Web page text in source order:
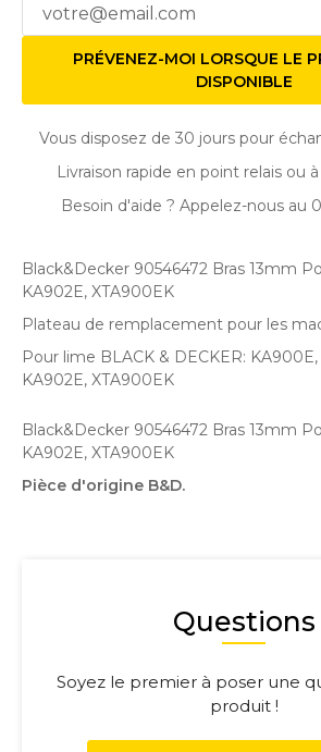
PRÉVENEZ-MOI LORSQUE LE
DISPONIBLE
Vous disposez de 30 jours pour
Livraison rapide en point relais ou
Besoin d'aide ? Appelez-nous au
Black&Decker 90546472 Bras 13mm
KA902E, XTA900EK
Plateau de remplacement pour les
Pour lime BLACK & DECKER: KA900E,
KA902E, XTA900EK
Black&Decker 90546472 Bras 13mm
KA902E, XTA900EK
Pièce d'origine B&D.
Questions
Soyez le premier à poser une
produit !